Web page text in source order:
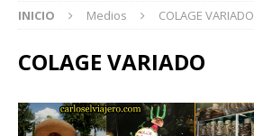
INICIO Medios COLAGE VARIADO
COLAGE VARIADO